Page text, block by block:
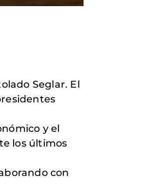
Seglar. El
y el
los últimos
con